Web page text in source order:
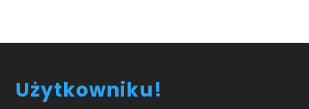
Użytkowniku!